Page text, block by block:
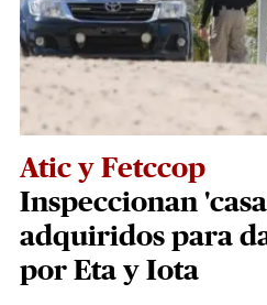
Atic y Fetccop
Inspeccionan
adquiridos para
por Eta y Iota